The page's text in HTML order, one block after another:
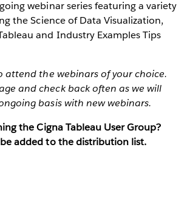
webinar series featuring a variety
the Science of Data Visualization,
and Industry Examples Tips
attend the webinars of your choice.
and check back often as we will
basis with new webinars.
the Cigna Tableau User Group?
added to the distribution list.